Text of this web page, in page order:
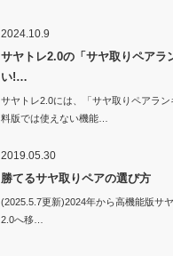
2024.10.9
サヤトレ2.0の「サヤ取りペアラ
い!…
サヤトレ2.0には、「サヤ取りペアラ
料版では使えない機能…
2019.05.30
勝てるサヤ取りペアの選び方
(2025.5.7更新)2024年から高機能版サ
2.0へ移…